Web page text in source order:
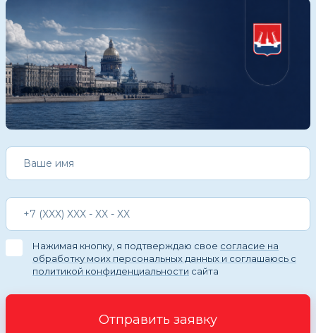
Нажимая кнопку, я подтверждаю свое согласие на
обработку моих персональных данных и соглашаюсь с
политикой конфиденциальности сайта
Отправить заявку